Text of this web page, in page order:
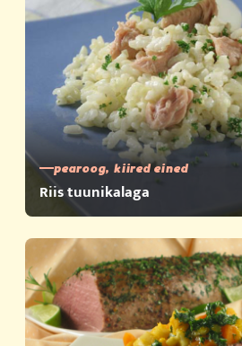
pearoog, kiired eined
Riis tuunikalaga